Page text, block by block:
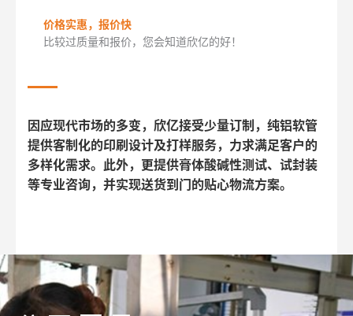
价格实惠，报价快
比较过质量和报价，您会知道欣亿的好！
因应现代市场的多变，欣亿接受少量订制，纯铝软管
提供客制化的印刷设计及打样服务，力求满足客户的
多样化需求。此外，更提供膏体酸碱性测试、试封装
等专业咨询，并实现送货到门的贴心物流方案。